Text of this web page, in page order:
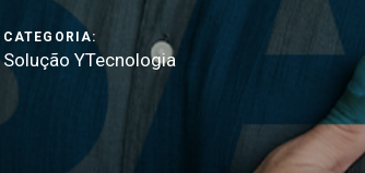
CATEGORIA:
Solução YTecnologia